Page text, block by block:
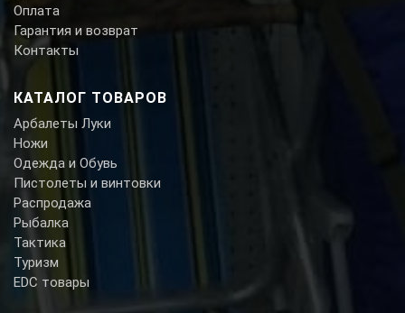
Оплата
Гарантия и возврат
Контакты
КАТАЛОГ ТОВАРОВ
Арбалеты Луки
Ножи
Одежда и Обувь
Пистолеты и винтовки
Распродажа
Рыбалка
Тактика
Туризм
EDC товары